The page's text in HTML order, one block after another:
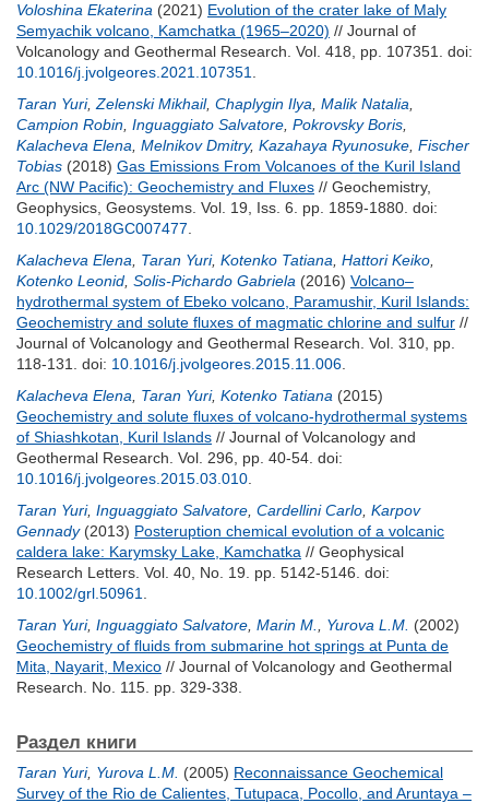
Voloshina Ekaterina (2021) Evolution of the crater lake of Maly
Semyachik volcano, Kamchatka (1965–2020) // Journal of
Volcanology and Geothermal Research. Vol. 418, pp. 107351. doi:
10.1016/j.jvolgeores.2021.107351
Taran Yuri, Zelenski Mikhail, Chaplygin Ilya Malik Natalia
Campion Robin Inguaggiato Salvatore Pokrovsky Boris
Kalacheva Elena Melnikov Dmitry, Kazahaya Ryunosuke Fischer
Tobias (2018) Gas Emissions From Volcanoes of the Kuril Island
Arc (NW Pacific): Geochemistry and Fluxes // Geochemistry,
Geophysics, Geosystems. Vol. 19, Iss. 6. pp. 1859-1880. doi:
10.1029/2018GC007477
Kalacheva Elena
Taran Yuri, Kotenko Tatiana Hattori Keiko
Kotenko Leonid Solis-Pichardo Gabriela (2016) Volcano–
hydrothermal system of Ebeko volcano, Paramushir, Kuril Islands:
Geochemistry and solute fluxes of magmatic chlorine and sulfur //
Journal of Volcanology and Geothermal Research. Vol. 310, pp.
118-131. doi: 10.1016/j.jvolgeores.2015.11.006
Kalacheva Elena
Taran Yuri, Kotenko Tatiana (2015)
Geochemistry and solute fluxes of volcano-hydrothermal systems
of Shiashkotan, Kuril Islands // Journal of Volcanology and
Geothermal Research. Vol. 296, pp. 40-54. doi:
10.1016/j.jvolgeores.2015.03.010
Taran Yuri, Inguaggiato Salvatore Cardellini Carlo Karpov
Gennady(2013) Posteruption chemical evolution of a volcanic
caldera lake: Karymsky Lake, Kamchatka // Geophysical
Research Letters. Vol. 40, No. 19. pp. 5142-5146. doi:
10.1002/grl.50961
Taran Yuri, Inguaggiato Salvatore Marin M. Yurova L.M. (2002)
Geochemistry of fluids from submarine hot springs at Punta de
Mita, Nayarit, Mexico // Journal of Volcanology and Geothermal
Research. No. 115. pp. 329-338.
Раздел книги
Taran Yuri, Yurova L.M. (2005) Reconnaissance Geochemical
Survey of the Rio de Calientes, Tutupaca, Pocollo, and Aruntaya –